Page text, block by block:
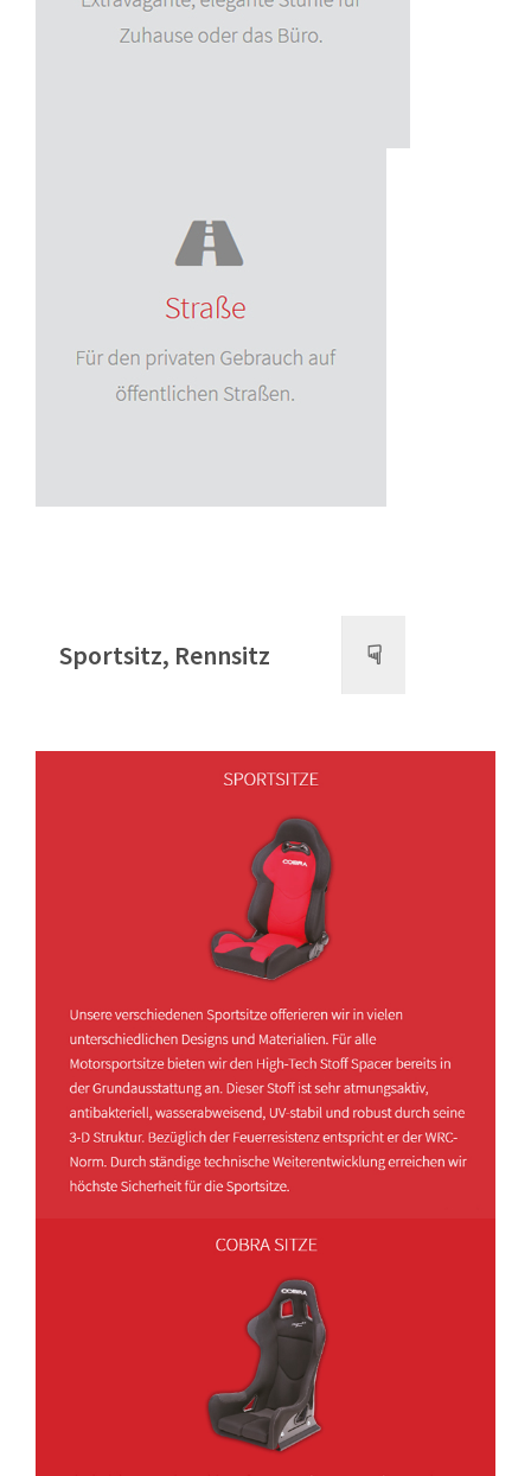
Sportsitz, Rennsitz ☟